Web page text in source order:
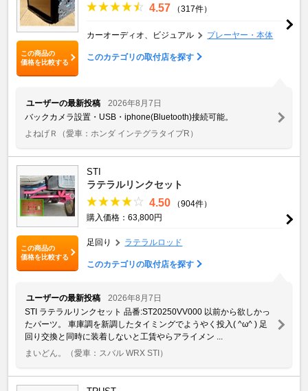
この商品の
価格を比較する
4.57 （317件）
カーオーディオ、ビジュアル プレーヤー・本体
このカテゴリの取付店を探す
ユーザーの最新投稿
2026年8月7日
バックカメラ設置・USB・iphone(Bluetooth)接続可能。
よねげＲ
（愛車：ホンダ インテグラタイプR）
この商品の
価格を比較する
STI
ラテラルリンクセット
4.50
（904件）
購入価格：63,800円
足回り ラテラルロッド
このカテゴリの取付店を探す
ユーザーの最新投稿
2026年8月7日
STI ラテラルリンクセット 品番:ST20250VV000 以前から欲しかっ
たパーツ。 車庫調を新調したタイミングでようやく投入( ^ω^ ) 足
回り交換と同時に装着しないと工賃やらアライメン ...
まいどん。
（愛車：スバル WRX STI）